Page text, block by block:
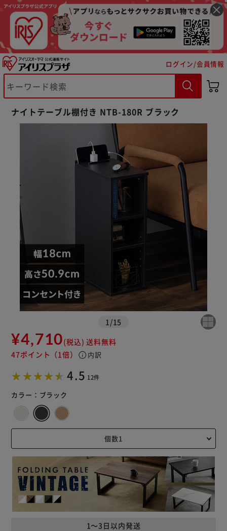
ログイン/会員情報
ナイトテーブル棚付き NTB-180R ブラック
1 /15
¥4,710(税込) 送料無料
47ポイント （1倍） info 内訳
4.5 12件
カラー： ブラック
1～3日以内発送
※ご確認ください
カートに入れる 購入手続きへ